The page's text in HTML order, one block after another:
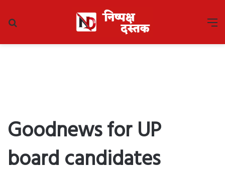
Goodnews for UP
board candidates